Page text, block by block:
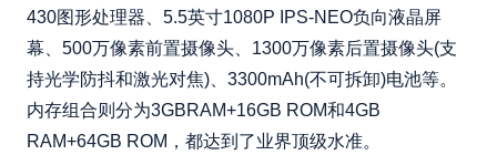
430图形处理器、5.5英寸1080P IPS-NEO负向液晶屏
幕、500万像素前置摄像头、1300万像素后置摄像头(支
持光学防抖和激光对焦)、3300mAh(不可拆卸)电池等。
内存组合则分为3GBRAM+16GB ROM和4GB
RAM+64GB ROM，都达到了业界顶级水准。